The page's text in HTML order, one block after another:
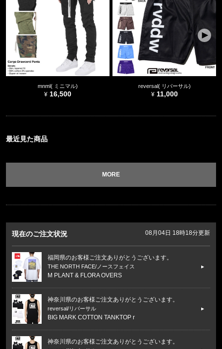
mnml( ミニマル)
16,500
reversal( リバーサル)
11,000
最近見た商品
MORE
現在のご注文状況 08月04日 18時18分更新
福岡県のお客様ご注文ありがとうございます。
THE NORTH FACE/ノースフェイス
M PLANT & FLORA OVERS
神奈川県のお客様ご注文ありがとうございます。
reversal/リバーサル
BIG MARK COTTON TANKTOP r
神奈川県のお客様ご注文ありがとうございます。